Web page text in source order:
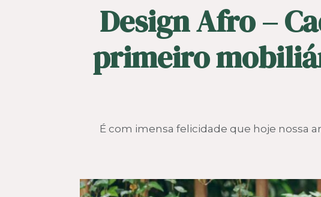
Design Afro –
primeiro
É com imensa felicidade que hoje nossa